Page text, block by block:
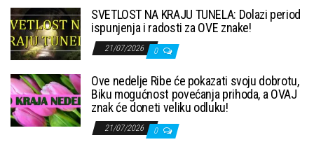
SVETLOST NA KRAJU TUNELA: Dolazi period
ispunjenja i radosti za OVE znake!
21/07/2026 0
Ove nedelje Ribe će pokazati svoju dobrotu,
Biku mogućnost povećanja prihoda, a OVAJ
znak će doneti veliku odluku!
21/07/2026 0